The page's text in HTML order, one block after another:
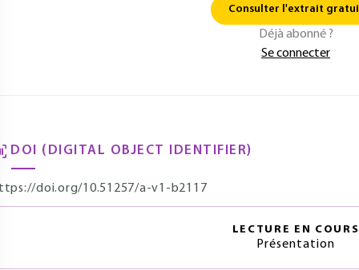
Consulter l'extrait
Déjà abonné ?
Se connecter
DOI (DIGITAL OBJECT IDENTIFIER)
doi.org/10.51257/a-v1-b2117
LECTURE EN COURS
Présentation